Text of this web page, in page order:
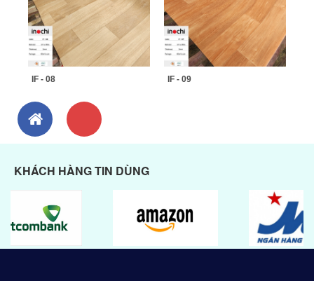
IF - 08 IF - 09
KHÁCH HÀNG TIN DÙNG